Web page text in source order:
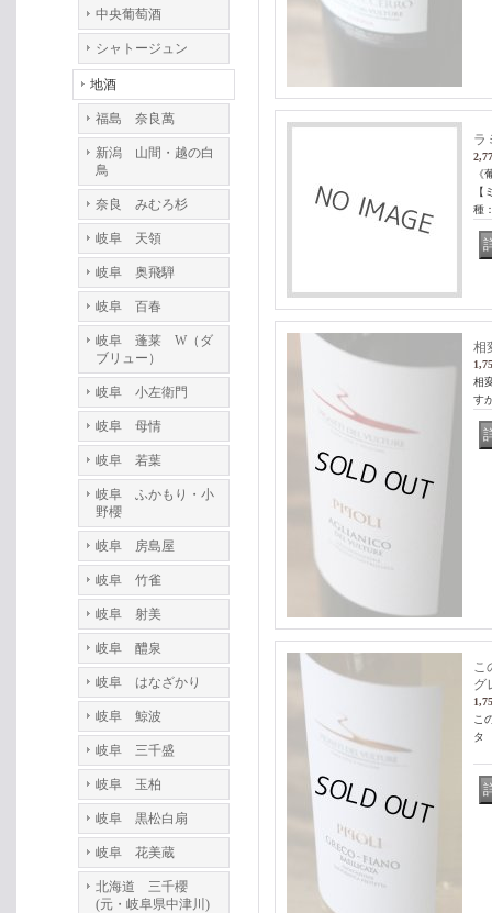
中央葡萄酒
シャトージュン
地酒
福島 奈良萬
新潟 山間・越の白
鳥
奈良 みむろ杉
岐阜 天領
岐阜 奥飛騨
岐阜 百春
岐阜 蓬莱 W（ダ
ブリュー）
岐阜 小左衛門
岐阜 母情
岐阜 若葉
岐阜 ふかもり・小
野櫻
岐阜 房島屋
岐阜 竹雀
岐阜 射美
岐阜 醴泉
岐阜 はなざかり
岐阜 鯨波
岐阜 三千盛
岐阜 玉柏
岐阜 黒松白扇
岐阜 花美蔵
北海道 三千櫻
(元・岐阜県中津川)
ラ
《
【
種
相
相
す
こ
グ
こ
タ